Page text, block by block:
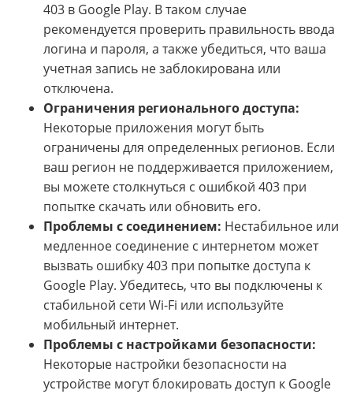
403 в Google Play. В таком случае
рекомендуется проверить правильность ввода
логина и пароля, а также убедиться, что ваша
учетная запись не заблокирована или
отключена.
Ограничения регионального доступа:
Некоторые приложения могут быть
ограничены для определенных регионов. Если
ваш регион не поддерживается приложением,
вы можете столкнуться с ошибкой 403 при
попытке скачать или обновить его.
Проблемы с соединением: Нестабильное или
медленное соединение с интернетом может
вызвать ошибку 403 при попытке доступа к
Google Play. Убедитесь, что вы подключены к
стабильной сети Wi-Fi или используйте
мобильный интернет.
Проблемы с настройками безопасности:
Некоторые настройки безопасности на
устройстве могут блокировать доступ к Google